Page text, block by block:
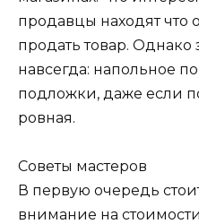
продавцы находят что
продать товар. Однако
навсегда: напольное
подложки, даже если
ровная.
Советы мастеров
В первую очередь
внимание на